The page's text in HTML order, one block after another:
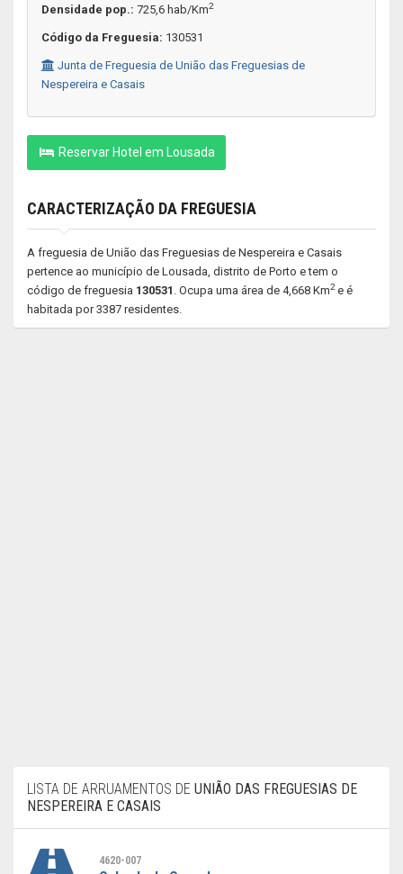
Densidade pop.: 725,6 hab/Km2
Código da Freguesia: 130531
Junta de Freguesia de União das Freguesias de
Nespereira e Casais
Reservar Hotel em Lousada
CARACTERIZAÇÃO DA FREGUESIA
A freguesia de União das Freguesias de Nespereira e Casais
pertence ao município de Lousada, distrito de Porto e tem o
código de freguesia 130531 . Ocupa uma área de 4,668 Km2e é
habitada por 3387 residentes.
LISTA DE ARRUAMENTOS DE UNIÃO DAS FREGUESIAS DE
NESPEREIRA E CASAIS
4620-007